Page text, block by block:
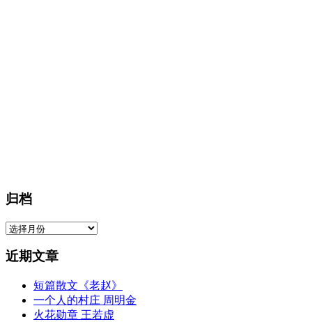
归档
归
近期文章
短篇散文《老赵》
一个人的村庄 周明金
火花勋章 王若虚